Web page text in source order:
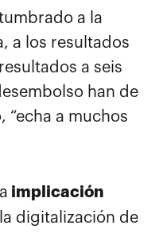
a la
a los resultados
a seis
han de
“echa a muchos
implicación
digitalización de